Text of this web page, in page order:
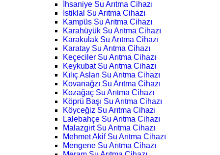
İhsaniye Su Arıtma Cihazı
İstiklal Su Arıtma Cihazı
Kampüs Su Arıtma Cihazı
Karahüyük Su Arıtma Cihazı
Karakulak Su Arıtma Cihazı
Karatay Su Arıtma Cihazı
Keçeciler Su Arıtma Cihazı
Keykubat Su Arıtma Cihazı
Kılıç Aslan Su Arıtma Cihazı
Kovanağzı Su Arıtma Cihazı
Kozağaç Su Arıtma Cihazı
Köprü Başı Su Arıtma Cihazı
Köyceğiz Su Arıtma Cihazı
Lalebahçe Su Arıtma Cihazı
Malazgirt Su Arıtma Cihazı
Mehmet Akif Su Arıtma Cihazı
Mengene Su Arıtma Cihazı